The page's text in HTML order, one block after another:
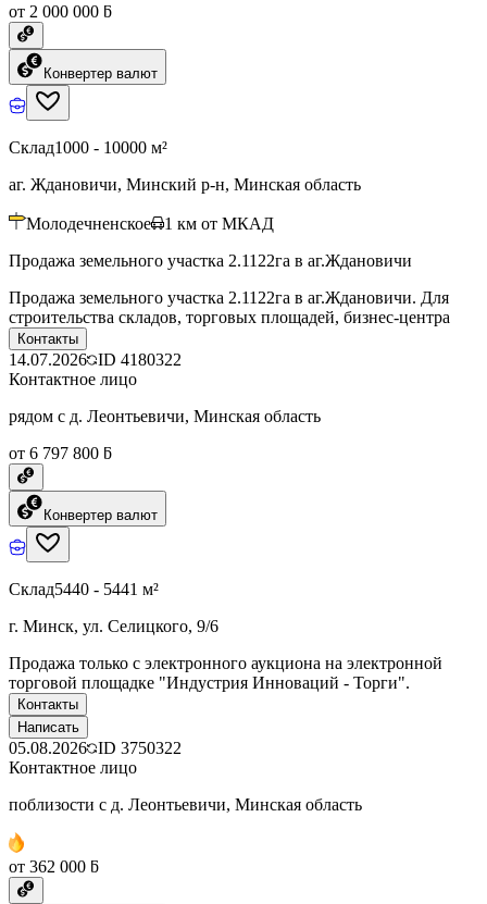
от 2 000 000 ƃ
Конвертер валют
Склад1000 - 10000 м²
аг. Ждановичи, Минский р-н, Минская область
Молодечненское 1 км от МКАД
Продажа земельного участка 2.1122га в аг.Ждановичи
Продажа земельного участка 2.1122га в аг.Ждановичи. Для
строительства складов, торговых площадей, бизнес-центра
Контакты
14.07.2026 ID 4180322
Контактное лицо
рядом с д. Леонтьевичи, Минская область
от 6 797 800 ƃ
Конвертер валют
Склад5440 - 5441 м²
г. Минск, ул. Селицкого, 9/6
Продажа только с электронного аукциона на электронной
торговой площадке "Индустрия Инноваций - Торги".
Контакты
Написать
05.08.2026 ID 3750322
Контактное лицо
поблизости с д. Леонтьевичи, Минская область
от 362 000 ƃ